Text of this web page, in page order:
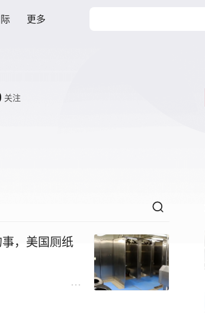
更多
关注
，美国厕纸